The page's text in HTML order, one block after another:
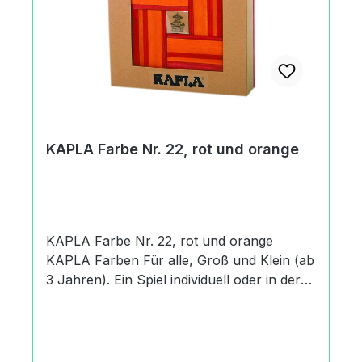
(modul 1:3:15)fein bearbeitetperfekt
rechtwinkligaus erstklassigem
PinienholzSicherheitAchtung! Nicht für
Kinder unter 36 Monaten geeignet.
Verschluckbare Kleinteile.Angaben zum
France SARLAvenue de la Garonne33440
Saint Louis de Montferrand, France+33
KAPLA Farbe Nr. 22, rot und orange
KAPLA Farbe Nr. 22, rot und orange
KAPLA Farben Für alle, Groß und Klein (ab
3 Jahren). Ein Spiel individuell oder in der